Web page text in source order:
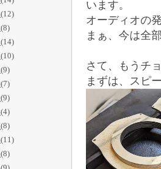
(12)
(8)
(14)
(10)
(9)
(7)
(9)
(4)
(8)
(11)
(8)
います。
オーディオの
まぁ、今は全
さて、もうチ
まずは、スピ